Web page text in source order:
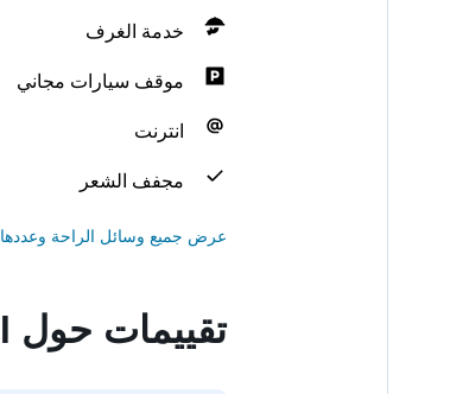
خدمة الغرف
موقف سيارات مجاني
انترنت
مجفف الشعر
عرض جميع وسائل الراحة وعددها 38
تقييمات حول deniz otel